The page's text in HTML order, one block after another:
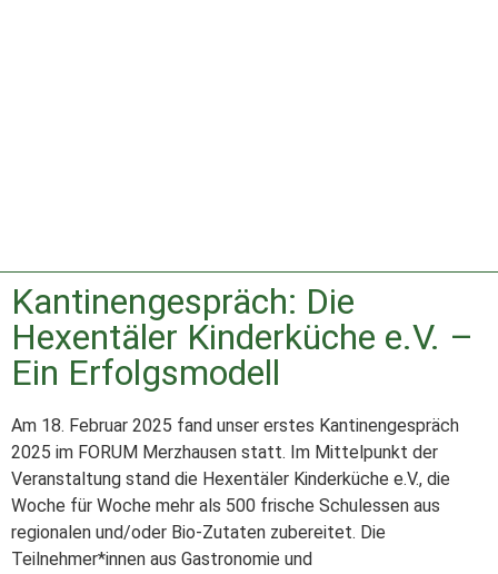
Kantinengespräch: Die
Hexentäler Kinderküche e.V. –
Ein Erfolgsmodell
Am 18. Februar 2025 fand unser erstes Kantinengespräch
2025 im FORUM Merzhausen statt. Im Mittelpunkt der
Veranstaltung stand die Hexentäler Kinderküche e.V., die
Woche für Woche mehr als 500 frische Schulessen aus
regionalen und/oder Bio-Zutaten zubereitet. Die
Teilnehmer*innen aus Gastronomie und